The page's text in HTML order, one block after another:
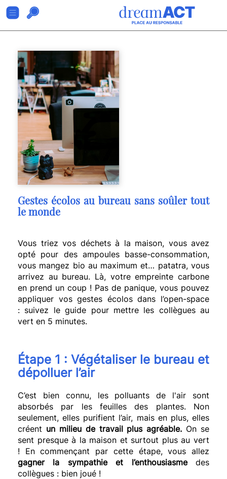
Gestes écolos au bureau sans soûler tout
le monde
Vous triez vos déchets à la maison, vous avez
opté pour des ampoules basse-consommation,
vous mangez bio au maximum et… patatra, vous
arrivez au bureau. Là, votreempreinte carbone
en prend un coup ! Pas de panique, vous pouvez
appliquer vosgestes écolosdans l’open-space
: suivez le guide pour mettre les collègues au
vert en 5 minutes.
Étape 1 : Végétaliser le bureau et
dépolluerl’air
C’est bien connu, les polluants de l'air sont
absorbés par les feuilles des plantes. Non
seulement, elles purifient l’air, mais en plus, elles
créent un milieu de travail plus agréable. On se
sent presque à la maison et surtout plus au vert
! En commençant par cette étape, vous allez
gagner la sympathie et l’enthousiasmedes
collègues : bien joué !